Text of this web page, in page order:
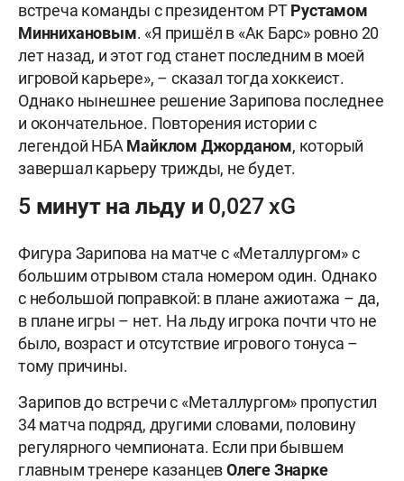
встреча команды с президентом РТРустамом
Миннихановым. «Я пришёл в «Ак Барс» ровно 20
лет назад, и этот год станет последним в моей
игровой карьере», – сказал тогда хоккеист.
Однако нынешнее решение Зарипова последнее
и окончательное. Повторения истории с
легендой НБАМайклом Джорданом, который
завершал карьеру трижды, не будет.
5 минут на льду и 0,027 xG
Фигура Зарипова на матче с «Металлургом» с
большим отрывом стала номером один. Однако
с небольшой поправкой: в плане ажиотажа – да,
в плане игры – нет. На льду игрока почти что не
было, возраст и отсутствие игрового тонуса –
тому причины.
Зарипов до встречи с «Металлургом» пропустил
34 матча подряд, другими словами, половину
регулярного чемпионата. Если при бывшем
главным тренере казанцевОлеге Знарке